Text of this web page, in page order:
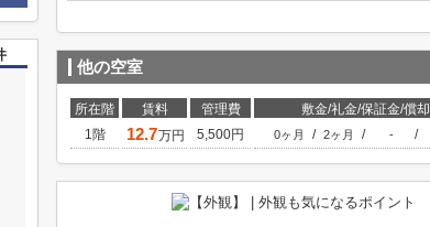
他の空室
所在階 賃料 管理費 敷金/礼金/保証金/償却
1階
12.7万円 5,500円 0ヶ月 / 2ヶ月 / - /